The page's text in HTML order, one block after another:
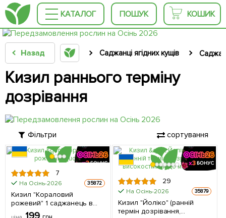
КАТАЛОГ ПОШУК КОШИК
Назад Саджанці ягідних кущів
Кизил раннього терміну
дозрівання
Фільтри сортування
7
На Осінь-2026 35872
Кизил "Кораловий
рожевий" 1 саджанець в
упаковці
29
На Осінь-2026 35879
Кизил "Йоліко" (ранній
термін дозрівання,